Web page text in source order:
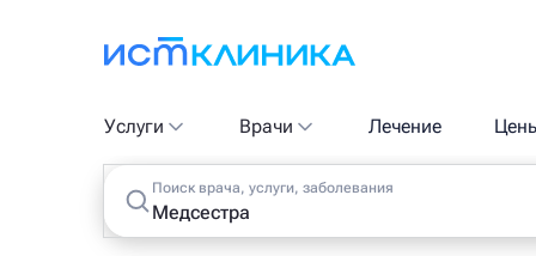
Услуги Врачи Лечение
Поиск врача, услуги, заболевания